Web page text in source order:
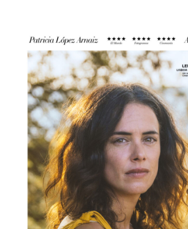
Política de Cookies
Acompanhe a Leiria Agenda
CULTURA
DESPORTO